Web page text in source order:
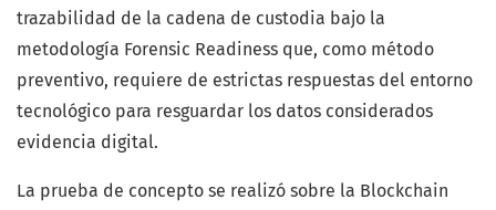
trazabilidad de la cadena de custodia bajo la
metodología Forensic Readiness que, como método
preventivo, requiere de estrictas respuestas del entorno
tecnológico para resguardar los datos considerados
evidencia digital.
La prueba de concepto se realizó sobre la Blockchain